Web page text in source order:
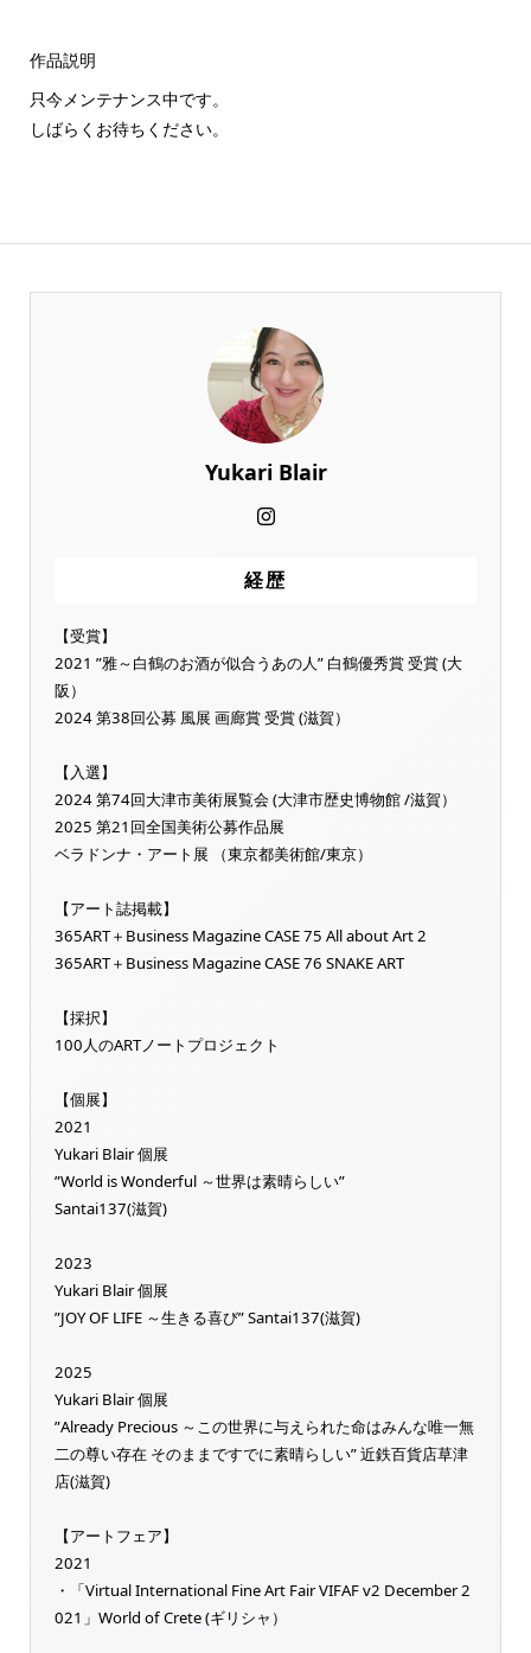
作品説明
只今メンテナンス中です。
しばらくお待ちください。
Yukari Blair
経歴
【受賞】
2021 ”雅～白鶴のお酒が似合うあの人” 白鶴優秀賞 受賞 (大
阪）
2024 第38回公募 風展 画廊賞 受賞 (滋賀）
【入選】
2024 第74回大津市美術展覧会 (大津市歴史博物館 /滋賀）
2025 第21回全国美術公募作品展
ベラドンナ・アート展 （東京都美術館/東京）
【アート誌掲載】
365ART＋Business Magazine CASE 75 All about Art 2
365ART＋Business Magazine CASE 76 SNAKE ART
【採択】
100人のARTノートプロジェクト
【個展】
2021
Yukari Blair 個展
”World is Wonderful ～世界は素晴らしい”
Santai137(滋賀)
2023
Yukari Blair 個展
”JOY OF LIFE ～生きる喜び” Santai137(滋賀)
2025
Yukari Blair 個展
”Already Precious ～この世界に与えられた命はみんな唯一無
二の尊い存在 そのままですでに素晴らしい” 近鉄百貨店草津
店(滋賀)
【アートフェア】
2021
・「Virtual International Fine Art Fair VIFAF v2 December 2
021」World of Crete (ギリシャ）